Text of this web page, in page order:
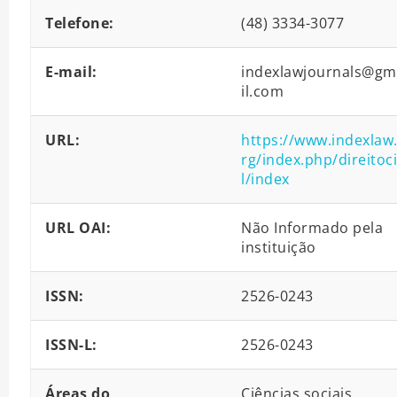
Telefone: (48) 3334-3077
E-mail:
il.com
URL:
https://
rg/index.php/
l/index
URL OAI:
Não Informado pela
instituição
ISSN: 2526-0243
ISSN-L: 2526-0243